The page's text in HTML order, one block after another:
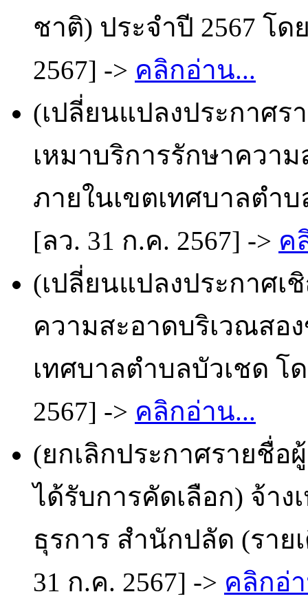
ชาติ) ประจำปี 2567 โด
2567] -> คลิกอ่าน...
(เปลี่ยนแปลงประกาศร
เหมาบริการรักษาควา
ภายในเขตเทศบาลตำบ
[ลว. 31 ก.ค. 2567] -> ค
(เปลี่ยนแปลงประกาศเ
ความสะอาดบริเวณสอ
เทศบาลตำบลบัวเชด โ
2567] -> คลิกอ่าน...
(ยกเลิกประกาศรายชื่อ
ได้รับการคัดเลือก) จ้า
ธุรการ สำนักปลัด (ราย
31 ก.ค. 2567] -> คลิกอ่